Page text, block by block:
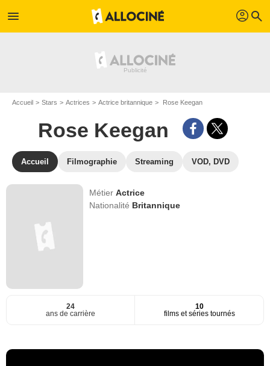
menu profil search
Accueil Stars Actrices Actrice britannique Rose Keegan
Rose Keegan
Accueil Filmographie Streaming VOD, DVD
MétierActrice
Nationalité Britannique
24
ans de carrière
10
films et séries tournés